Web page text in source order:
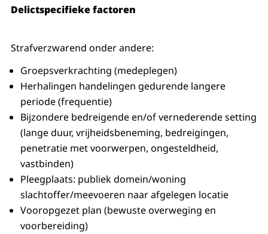
Delictspecifieke factoren
Strafverzwarend onder andere:
Groepsverkrachting (medeplegen)
Herhalingen handelingen gedurende langere
periode (frequentie)
Bijzondere bedreigende en/of vernederende setting
(lange duur, vrijheidsbeneming, bedreigingen,
penetratie met voorwerpen, ongesteldheid,
vastbinden)
Pleegplaats: publiek domein/woning
slachtoffer/meevoeren naar afgelegen locatie
Vooropgezet plan (bewuste overweging en
voorbereiding)